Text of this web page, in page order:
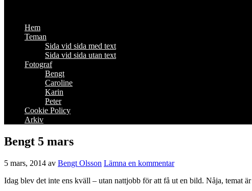
Hem
Teman
Sida vid sida med text
Sida vid sida utan text
Fotograf
Bengt
Caroline
Karin
Peter
Cookie Policy
Arkiv
Bengt 5 mars
5 mars, 2014 av Bengt Olsson Lämna en kommentar
Idag blev det inte ens kväll – utan nattjobb för att få ut en bild. Nåja, temat är